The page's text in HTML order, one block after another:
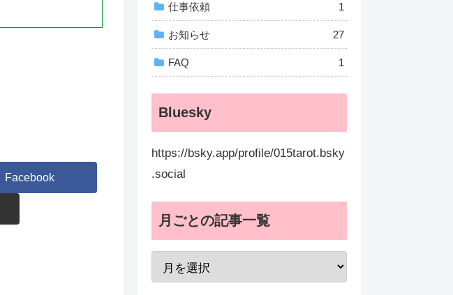
Facebook
仕事依頼 1
お知らせ 27
FAQ 1
Bluesky
https://bsky.app/profile/015tarot.bsky
.social
月ごとの記事一覧